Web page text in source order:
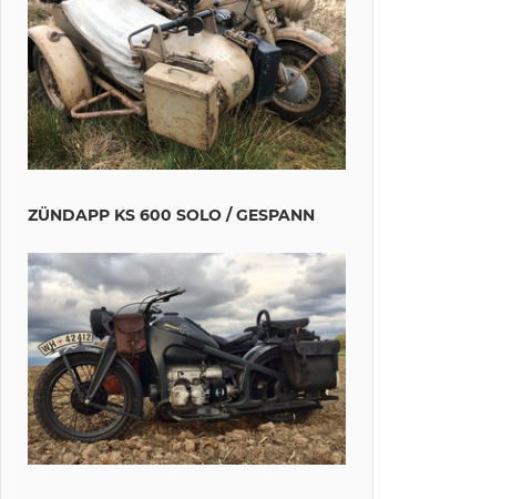
ZÜNDAPP KS 600 SOLO / GESPANN